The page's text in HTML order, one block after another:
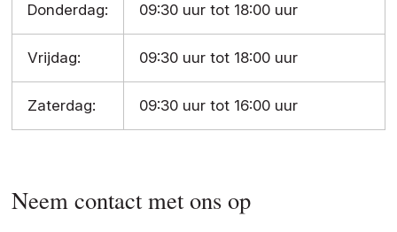
Donderdag: 09:30 uur tot 18:00 uur
Vrijdag: 09:30 uur tot 18:00 uur
Zaterdag: 09:30 uur tot 16:00 uur
Neem contact met ons op